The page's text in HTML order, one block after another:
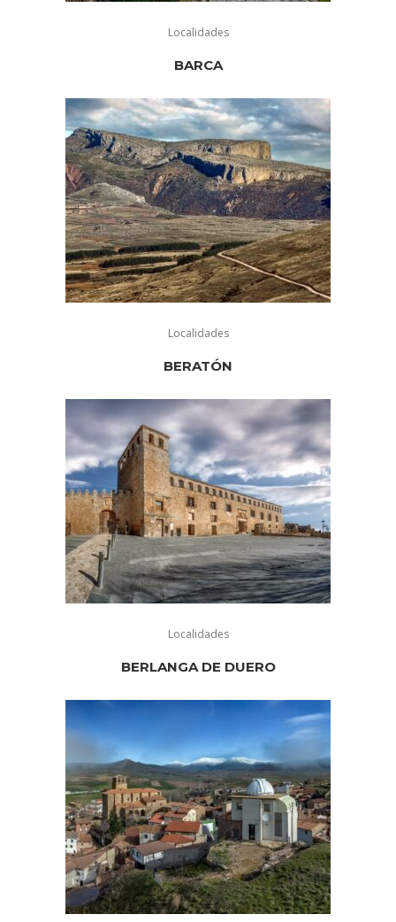
Localidades
BARCA
Localidades
BERATÓN
Localidades
BERLANGA DE DUERO